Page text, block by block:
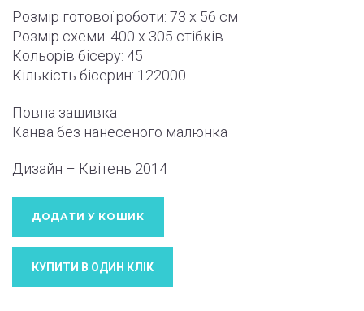
Розмір готової роботи: 73 x 56 см
Розмір схеми: 400 x 305 стібків
Кольорів бісеру: 45
Кількість бісерин: 122000
Повна зашивка
Канва без нанесеного малюнка
Дизайн – Квітень 2014
ДОДАТИ У КОШИК
КУПИТИ В ОДИН КЛIК